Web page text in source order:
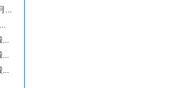
...
...
...
...